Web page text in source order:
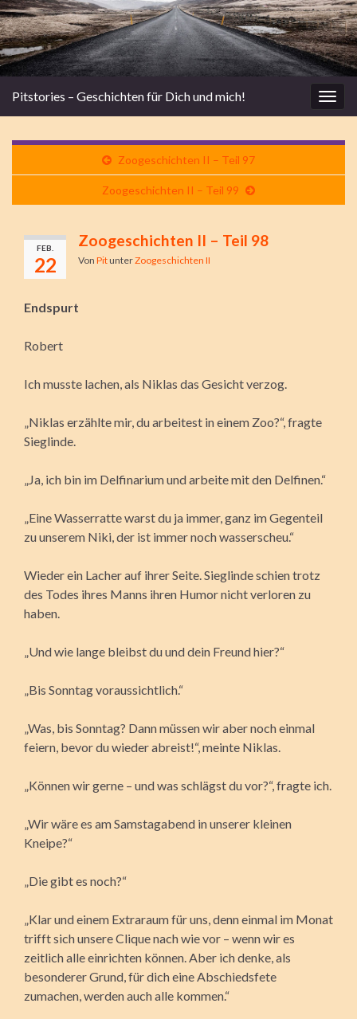
Pitstories – Geschichten für Dich und mich!
Zoogeschichten II – Teil 97
Zoogeschichten II – Teil 99
FEB.
22
Zoogeschichten II – Teil 98
Von PitunterZoogeschichten II
Endspurt
Robert
Ich musste lachen, als Niklas das Gesicht verzog.
„Niklas erzählte mir, du arbeitest in einem Zoo?“, fragte
Sieglinde.
„Ja, ich bin im Delfinarium und arbeite mit den Delfinen.“
„Eine Wasserratte warst du ja immer, ganz im Gegenteil
zu unserem Niki, der ist immer noch wasserscheu.“
Wieder ein Lacher auf ihrer Seite. Sieglinde schien trotz
des Todes ihres Manns ihren Humor nicht verloren zu
haben.
„Und wie lange bleibst du und dein Freund hier?“
„Bis Sonntag voraussichtlich.“
„Was, bis Sonntag? Dann müssen wir aber noch einmal
feiern, bevor du wieder abreist!“, meinte Niklas.
„Können wir gerne – und was schlägst du vor?“, fragte ich.
„Wir wäre es am Samstagabend in unserer kleinen
Kneipe?“
„Die gibt es noch?“
„Klar und einem Extraraum für uns, denn einmal im Monat
trifft sich unsere Clique nach wie vor – wenn wir es
zeitlich alle einrichten können. Aber ich denke, als
besonderer Grund, für dich eine Abschiedsfete
zumachen, werden auch alle kommen.“